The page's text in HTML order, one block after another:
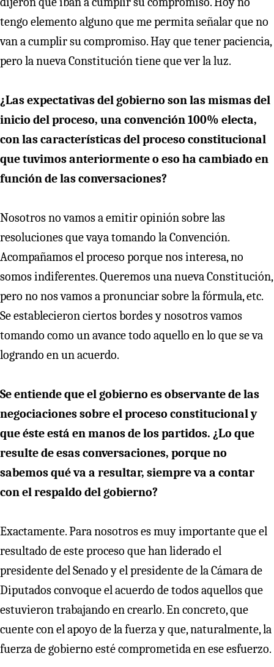
tengo elemento alguno que me permita señalar que no
van a cumplir su compromiso. Hay que tener paciencia,
pero la nueva Constitución tiene que ver la luz.
¿Las expectativas del gobierno son las mismas del
inicio del proceso, una convención 100% electa,
con las características del proceso constitucional
que tuvimos anteriormente o eso ha cambiado en
función de las conversaciones?
Nosotros no vamos a emitir opinión sobre las
resoluciones que vaya tomando la Convención.
Acompañamos el proceso porque nos interesa, no
somos indiferentes. Queremos una nueva Constitución,
pero no nos vamos a pronunciar sobre la fórmula, etc.
Se establecieron ciertos bordes y nosotros vamos
tomando como un avance todo aquello en lo que se va
logrando en un acuerdo.
Se entiende que el gobierno es observante de las
negociaciones sobre el proceso constitucional y
que éste está en manos de los partidos. ¿Lo que
resulte de esas conversaciones, porque no
sabemos qué va a resultar, siempre va a contar
con el respaldo del gobierno?
Exactamente. Para nosotros es muy importante que el
resultado de este proceso que han liderado el
presidente del Senado y el presidente de la Cámara de
Diputados convoque el acuerdo de todos aquellos que
estuvieron trabajando en crearlo. En concreto, que
cuente con el apoyo de la fuerza y que, naturalmente, la
fuerza de gobierno esté comprometida en ese esfuerzo.